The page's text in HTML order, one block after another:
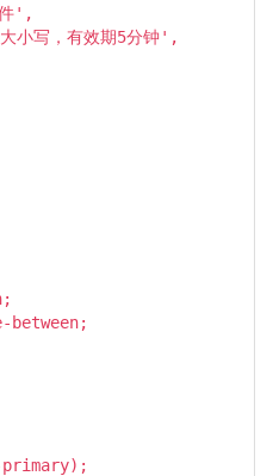
',
小写，有效期5分钟',
between;